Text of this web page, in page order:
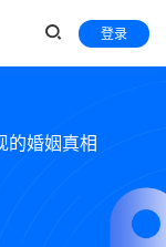
登录
的婚姻真相